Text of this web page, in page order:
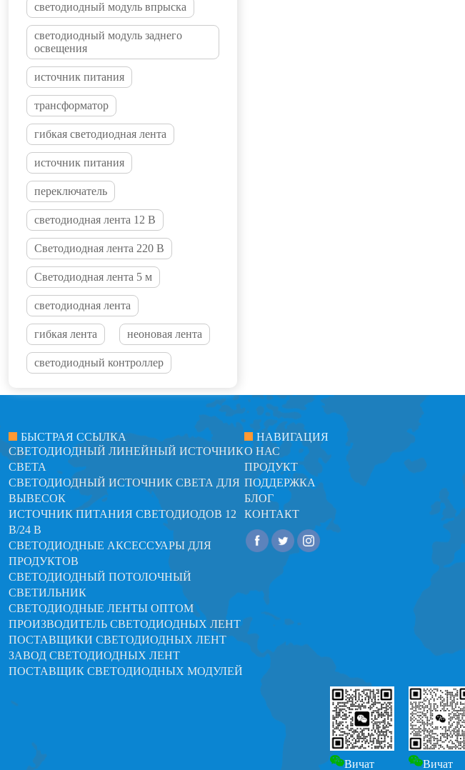
светодиодный модуль впрыска
светодиодный модуль заднего
освещения
источник питания
трансформатор
гибкая светодиодная лента
источник питания
переключатель
светодиодная лента 12 В
Светодиодная лента 220 В
Светодиодная лента 5 м
светодиодная лента
гибкая лента неоновая лента
светодиодный контроллер
БЫСТРАЯ ССЫЛКА
СВЕТОДИОДНЫЙ ЛИНЕЙНЫЙ ИСТОЧНИК
СВЕТА
СВЕТОДИОДНЫЙ ИСТОЧНИК СВЕТА ДЛЯ
ВЫВЕСОК
ИСТОЧНИК ПИТАНИЯ СВЕТОДИОДОВ 12
В/24 В
СВЕТОДИОДНЫЕ АКСЕССУАРЫ ДЛЯ
ПРОДУКТОВ
СВЕТОДИОДНЫЙ ПОТОЛОЧНЫЙ
СВЕТИЛЬНИК
СВЕТОДИОДНЫЕ ЛЕНТЫ ОПТОМ
ПРОИЗВОДИТЕЛЬ СВЕТОДИОДНЫХ ЛЕНТ
ПОСТАВЩИКИ СВЕТОДИОДНЫХ ЛЕНТ
ЗАВОД СВЕТОДИОДНЫХ ЛЕНТ
ПОСТАВЩИК СВЕТОДИОДНЫХ МОДУЛЕЙ
НАВИГАЦИЯ
О НАС
ПРОДУКТ
ПОДДЕРЖКА
БЛОГ
КОНТАКТ
Вичат Вичат